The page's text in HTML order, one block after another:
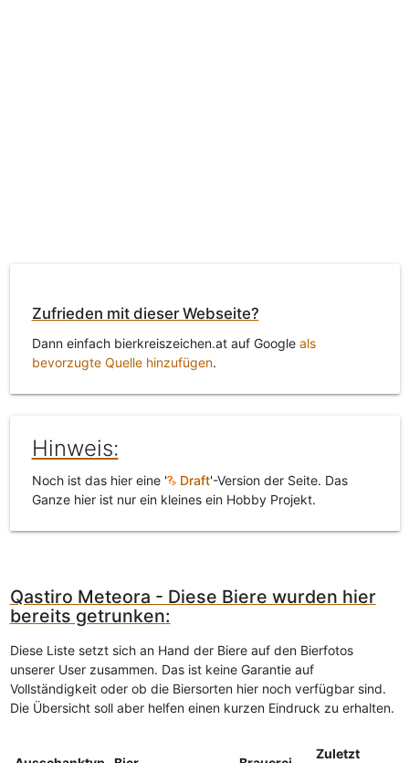
Zufrieden mit dieser Webseite?
Dann einfach bierkreiszeichen.at auf Google als
bevorzugte Quelle hinzufügen.
Hinweis:
Noch ist das hier eine ' Draft'-Version der Seite. Das
Ganze hier ist nur ein kleines ein Hobby Projekt.
Qastiro Meteora - Diese Biere wurden hier
bereits getrunken:
Diese Liste setzt sich an Hand der Biere auf den Bierfotos
unserer User zusammen. Das ist keine Garantie auf
Vollständigkeit oder ob die Biersorten hier noch verfügbar sind.
Die Übersicht soll aber helfen einen kurzen Eindruck zu erhalten.
Zuletzt